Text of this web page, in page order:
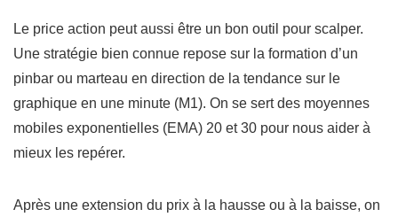
Le price action peut aussi être un bon outil pour scalper.
Une stratégie bien connue repose sur la formation d’un
pinbar ou marteau en direction de la tendance sur le
graphique en une minute (M1). On se sert des moyennes
mobiles exponentielles (EMA) 20 et 30 pour nous aider à
mieux les repérer.
Après une extension du prix à la hausse ou à la baisse, on